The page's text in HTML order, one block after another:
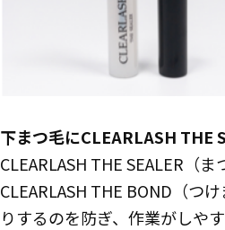
下まつ毛にCLEARLASH THE
CLEARLASH THE SEALER（
CLEARLASH THE BOND（つ
りするのを防ぎ、作業がしやす